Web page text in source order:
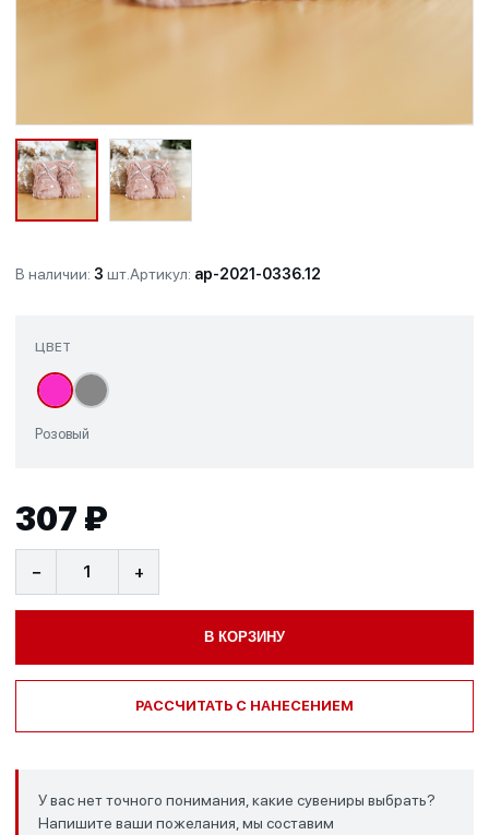
В наличии: 3 шт.Артикул: ap-2021-0336.12
ЦВЕТ
Розовый
307 ₽
− +
В КОРЗИНУ
РАССЧИТАТЬ С НАНЕСЕНИЕМ
У вас нет точного понимания, какие сувениры выбрать?
Напишите ваши пожелания, мы составим